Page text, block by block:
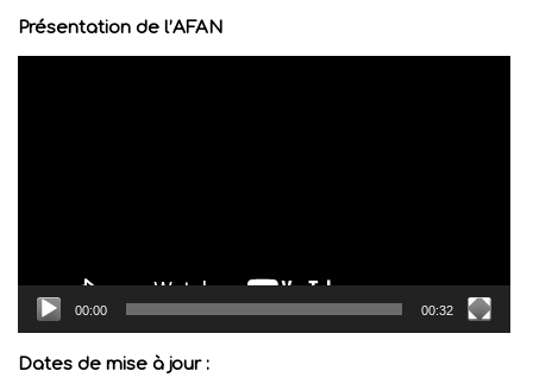
Présentation de l’AFAN
00:00 00:32
Dates de mise à jour :